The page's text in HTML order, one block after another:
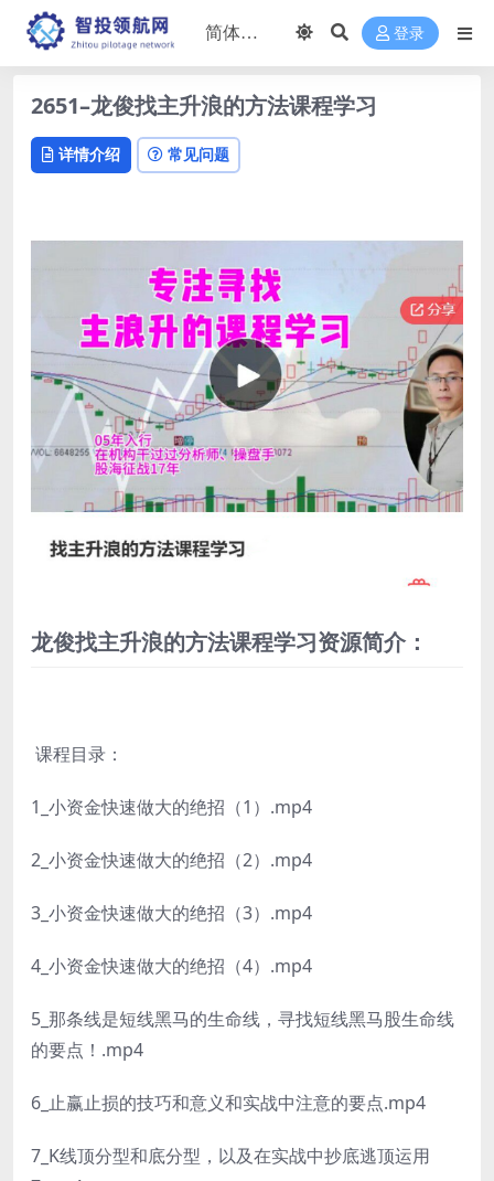
登录
2651–龙俊找主升浪的方法课程学习
详情介绍 常见问题
龙俊找主升浪的方法课程学习资源简介：
课程目录：
1_小资金快速做大的绝招（1）.mp4
2_小资金快速做大的绝招（2）.mp4
3_小资金快速做大的绝招（3）.mp4
4_小资金快速做大的绝招（4）.mp4
5_那条线是短线黑马的生命线，寻找短线黑马股生命线
的要点！.mp4
6_止赢止损的技巧和意义和实战中注意的要点.mp4
7_K线顶分型和底分型，以及在实战中抄底逃顶运用